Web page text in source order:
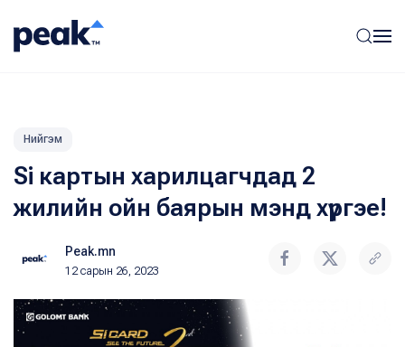
Нийгэм
Si картын харилцагчдад 2
жилийн ойн баярын мэнд хүргэе!
Peak.mn
12 сарын 26, 2023